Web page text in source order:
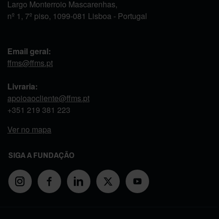
Largo Monterroio Mascarenhas,
nº 1, 7º piso, 1099-081 Lisboa - Portugal
Email geral:
ffms@ffms.pt
Livraria:
apoioaocliente@ffms.pt
+351 219 381 223
Ver no mapa
SIGA A FUNDAÇÃO